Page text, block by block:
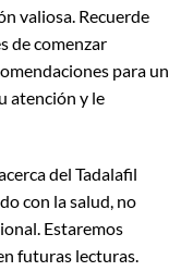
valiosa. Recuerde
de comenzar
para un
atención y le
del Tadalafil
con la salud, no
Estaremos
futuras lecturas.